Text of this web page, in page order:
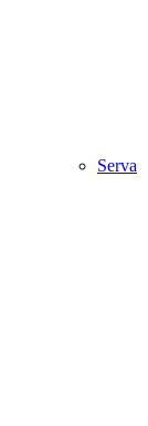
Serva